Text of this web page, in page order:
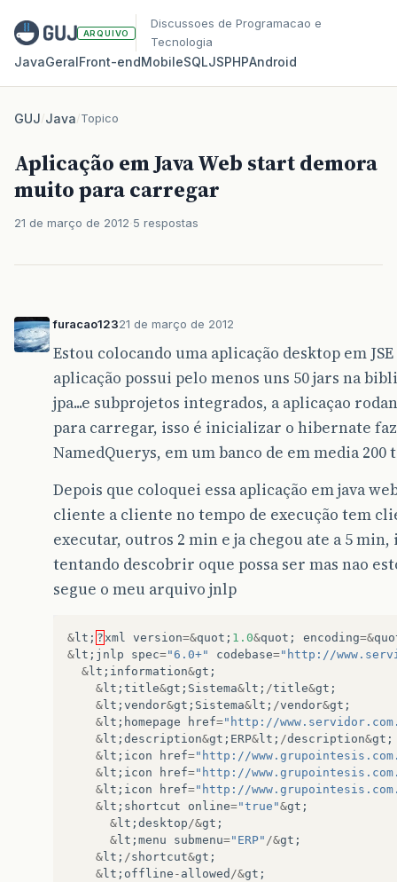
ARQUIVO
Discussoes de Programacao e
Tecnologia
JavaGeralFront‑endMobileSQLJSPHPAndroid
GUJ/Java/Topico
Aplicação em Java Web start demora
muito para carregar
21 de março de 2012 5 respostas
furacao12321 de março de 2012
Estou colocando uma aplicação desktop em
aplicação possui pelo menos uns 50 jars na
jpa...e subprojetos integrados, a aplicaçao
para carregar, isso é inicializar o hibernate
NamedQuerys, em um banco de em media 200
Depois que coloquei essa aplicação em java
cliente a cliente no tempo de execução tem
executar, outros 2 min e ja chegou ate a 5
tentando descobrir oque possa ser mas nao
segue o meu arquivo jnlp
& lt ; ? xml version=&quot ; 1.0&quot ; encoding=&
& lt ; jnlp spec="6.0+" codebase="http://
& lt ; information&gt ;
& lt ; title&gt ; Sistema& lt ; /title&gt ;
& lt ; vendor&gt ; Sistema& lt ; /vendor&gt ;
& lt ; homepage href="http://
& lt ; description&gt ; ERP& lt ; /description&gt ;
& lt ; icon href="http://
& lt ; icon href="http://
& lt ; icon href="http://
& lt ; shortcut online="true"&gt ;
& lt ; desktop /&gt ;
& lt ; menu submenu="ERP" /&gt ;
& lt ; /shortcut&gt ;
& lt ; offline - allowed /&gt ;